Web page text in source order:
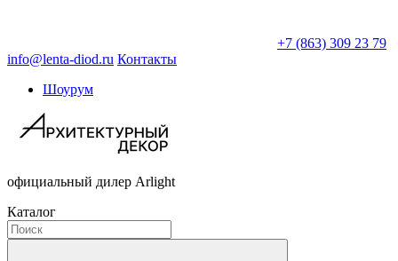
+7 (863) 309 23 79
info@lenta-diod.ru Контакты
Шоурум
официальный дилер Arlight
Каталог